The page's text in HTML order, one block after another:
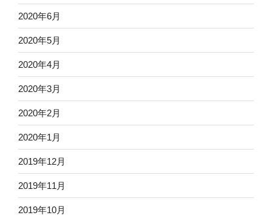
2020年6月
2020年5月
2020年4月
2020年3月
2020年2月
2020年1月
2019年12月
2019年11月
2019年10月